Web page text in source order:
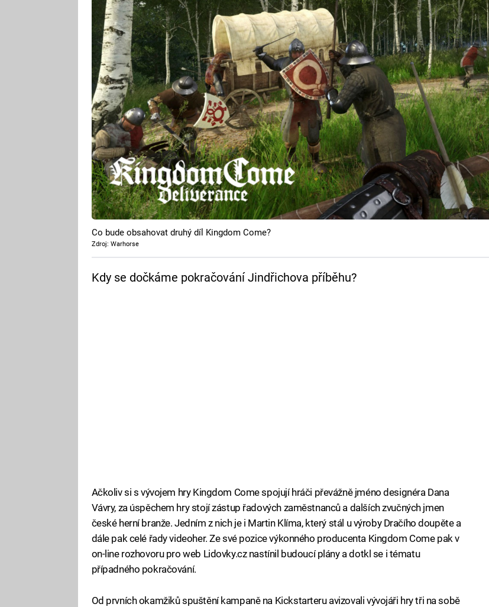
Co bude obsahovat druhý díl Kingdom Come?
Zdroj: Warhorse
Kdy se dočkáme pokračování Jindřichova příběhu?
Ačkoliv si s vývojem hry Kingdom Come spojují hráči převážně jméno designéra Dana
Vávry, za úspěchem hry stojí zástup řadových zaměstnanců a dalších zvučných jmen
české herní branže. Jedním z nich je i Martin Klíma, který stál u výroby Dračího doupěte a
dále pak celé řady videoher. Ze své pozice výkonného producenta Kingdom Come pak v
on-line rozhovoru pro web Lidovky.cz nastínil budoucí plány a dotkl se i tématu
případného pokračování.
Od prvních okamžiků spuštění kampaně na Kickstarteru avizovali vývojáři hry tři na sobě